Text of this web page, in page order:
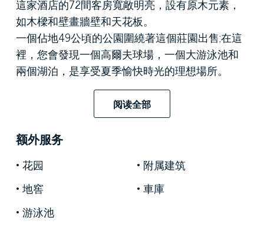
這家酒店的72間客房寬敞明亮，設有原木元素，
如木樑和壁畫牆壁和天花板。
一個佔地49公頃的公園圍繞著這個莊園出售;在這
裡，您會發現一個高爾夫球場，一個大游泳池和
兩個湖泊，是享受夏季愉快時光的理想場所。
皮雅琴察（Piacenza）附近的這座城堡非常適合那
些喜歡大自然的人，願意留在童話般的環境中，
在休息和安靜的天堂。這個屬性與該地區的主要
城鎮有著很好的聯繫，距離意大利
阅读全部
额外服务
花园
附属建筑
地窖
車庫
游泳池